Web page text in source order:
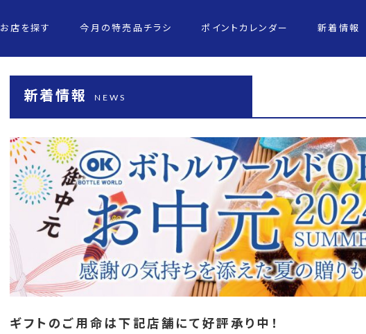
お店を探す 今月の特売品チラシ ポイントカレンダー 新着情報
新着情報 NEWS
ギフトのご用命は下記店舗にて好評承り中！